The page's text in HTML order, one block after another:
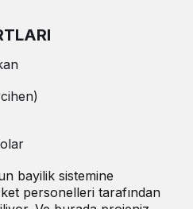
bayilik sistemine
personelleri tarafından